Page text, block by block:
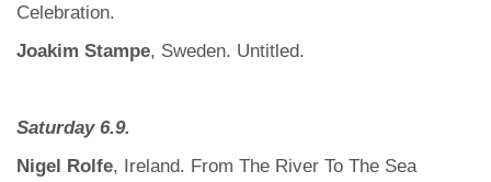
Celebration.
Joakim Stampe, Sweden. Untitled.
Saturday 6.9.
Nigel Rolfe, Ireland. From The River To The Sea